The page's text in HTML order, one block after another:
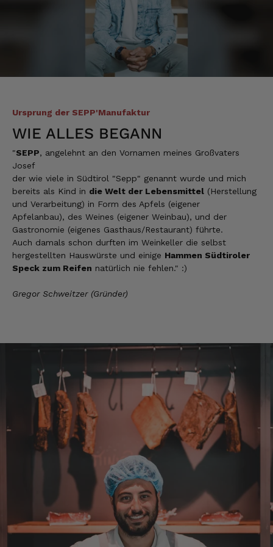
Ursprung der SEPP'Manufaktur
WIE ALLES BEGANN
"SEPP, angelehnt an den Vornamen meines Großvaters
Josef
der wie viele in Südtirol "Sepp" genannt wurde und mich
bereits als Kind in die Welt der Lebensmittel (Herstellung
und Verarbeitung) in Form des Apfels (eigener
Apfelanbau), des Weines (eigener Weinbau), und der
Gastronomie (eigenes Gasthaus/Restaurant) führte.
Auch damals schon durften im Weinkeller die selbst
hergestellten Hauswürste und einige Hammen Südtiroler
Speck zum Reifen natürlich nie fehlen." :)
Gregor Schweitzer (Gründer)
Verifizierter Kunde
Qualität hervorragend, leider ist der Versand
Verifizierter Kunde
Eine super Qualität, klasse im Geschmack,
werde wieder bestellen....bin sehr zufrieden
4.8.2026
Sven
Verifizierter Kunde
wie in den Dolomieten.
Hans Joerg
Über die Produkte brauchen wir nicht zu
diskutieren, soweit schon probiert alles
Spitze. Der einzige Wermutstropfen ist die
Zustellung durch GLS. Dieses
Transportunternehmen ist das
unzuverlässigste das es gibt. Die liefern
Pakete die an Privatadressen gesandt
werden meistens zu Abholstationen. Es hat
mir Mühe gekostet das Paket wenigstens an
die Haustüre abgestellt zu bekommen. Bei
eventueller Wiederbestellung werde ich Sie
ersuchen , die Post in Anspruch zu nehmen.
Da wäre ich auch bereit die Transportkosten
zu tragen. Mit freundlichen Grüßen Jörg
4.8.2026